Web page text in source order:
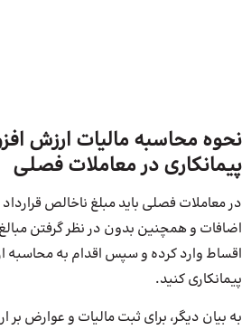
نحوه محاسبه مالیات ارزش
پیمانکاری در معاملات فصلی
در معاملات فصلی باید مبلغ ناخالص
اضافات و همچنین بدون در نظر گرفتن
اقساط وارد کرده و سپس اقدام به محاسبه
پیمانکاری کنید.
به بیان دیگر، برای ثبت مالیات و عوارض بر